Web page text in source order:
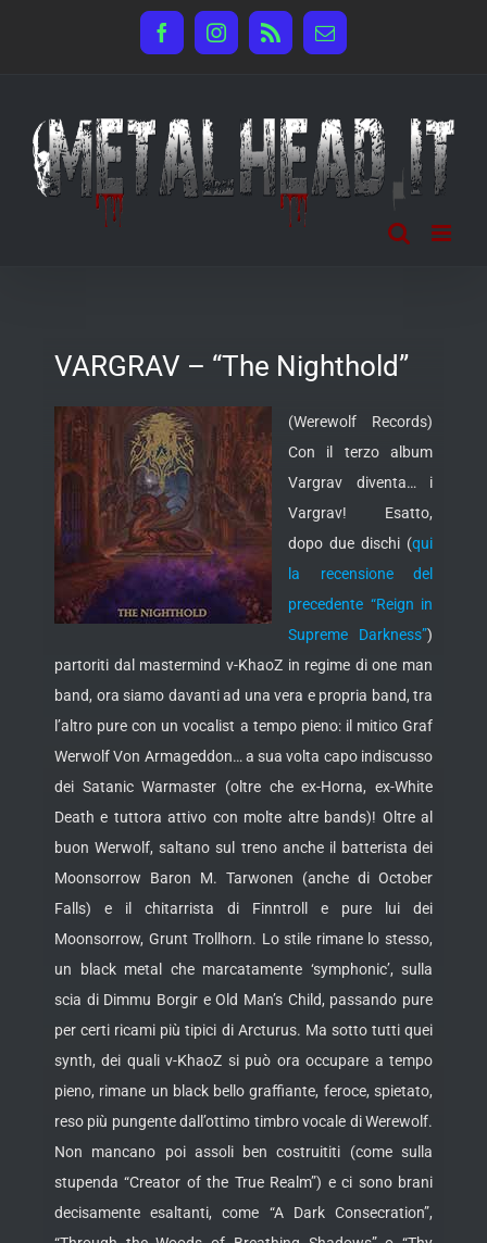
FacebookInstagram
Rss Email
VARGRAV – “The Nighthold”
(Werewolf Records)
Con il terzo album
Vargrav diventa… i
Vargrav! Esatto,
dopo due dischi (qui
la recensione del
precedente “Reign in
Supreme Darkness”)
partoriti dal mastermind v-KhaoZ in regime di one man
band, ora siamo davanti ad una vera e propria band, tra
l’altro pure con un vocalist a tempo pieno: il mitico Graf
Werwolf Von Armageddon… a sua volta capo indiscusso
dei Satanic Warmaster (oltre che ex-Horna, ex-White
Death e tuttora attivo con molte altre bands)! Oltre al
buon Werwolf, saltano sul treno anche il batterista dei
Moonsorrow Baron M. Tarwonen (anche di October
Falls) e il chitarrista di Finntroll e pure lui dei
Moonsorrow, Grunt Trollhorn. Lo stile rimane lo stesso,
un black metal che marcatamente ‘symphonic’, sulla
scia di Dimmu Borgir e Old Man’s Child, passando pure
per certi ricami più tipici di Arcturus. Ma sotto tutti quei
synth, dei quali v-KhaoZ si può ora occupare a tempo
pieno, rimane un black bello graffiante, feroce, spietato,
reso più pungente dall’ottimo timbro vocale di Werewolf.
Non mancano poi assoli ben costruititi (come sulla
stupenda “Creator of the True Realm”) e ci sono brani
decisamente esaltanti, come “A Dark Consecration”,